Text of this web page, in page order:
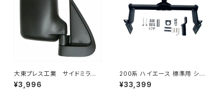
大東プレス工業 サイドミラー/
バックミラー ダイハツ ハイ
ゼット トラック 右 99年～
¥3,996
200系 ハイエース 標準用 シャ
ックル 付き ヒッチ メンバー ボ
ールマウント ヒッチマウント トレ
¥33,399